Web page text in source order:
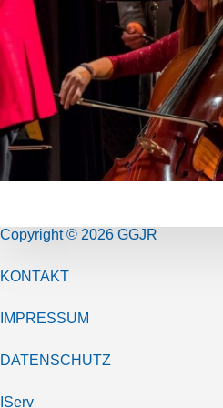
Copyright © 2026 GGJR
KONTAKT
IMPRESSUM
DATENSCHUTZ
IServ